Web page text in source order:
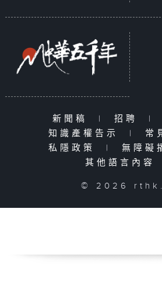
新聞稿 | 招聘 |
知識產權告示
| 常
私隱政策
| 無障礙
其他語言內容
© 2026